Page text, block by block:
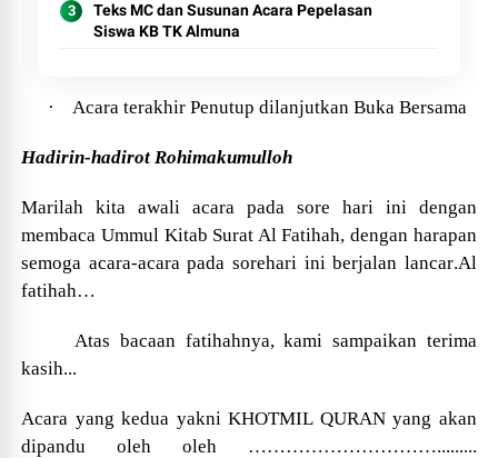
Teks MC dan Susunan Acara Pepelasan
Siswa KB TK Almuna
· Acara terakhir Penutup dilanjutkan Buka Bersama
Hadirin-hadirot Rohimakumulloh
Marilah kita awali acara pada sore hari ini dengan
membaca Ummul Kitab Surat Al Fatihah, dengan harapan
semoga acara-acara pada sorehari ini berjalan lancar.Al
fatihah…
Atas bacaan fatihahnya, kami sampaikan terima
kasih...
Acara yang kedua yakni KHOTMIL QURAN yang akan
dipandu oleh oleh
………………………….........